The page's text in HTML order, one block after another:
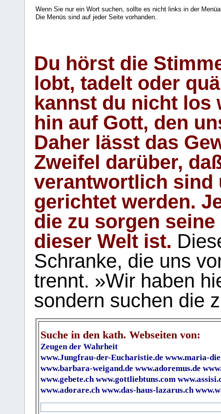
Wenn Sie nur ein Wort suchen, sollte es nicht links in der
Die Menüs sind auf jeder Seite vorhanden..
Du hörst die
lobt, tadelt oder
kannst du nicht los
hin auf Gott, den
Daher lässt das
Zweifel darüber,
verantwortlich sind
gerichtet werden.
die zu sorgen
dieser Welt ist.
Schranke, die uns
trennt. »Wir haben
sondern suchen die
Suche in den kath. Webseiten von:
Zeugen der Wahrheit
www.Jungfrau-der-Eucharistie.de www.maria-
www.barbara-weigand.de www.adoremus.de
www.gebete.ch www.gottliebtuns.com
www.adorare.ch www.das-haus-lazarus.ch